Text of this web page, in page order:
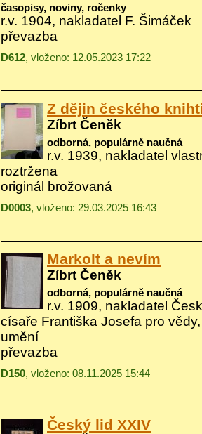
časopisy, noviny, ročenky
r.v. 1904, nakladatel F. Šimáček
převazba
D612, vloženo: 12.05.2023 17:22
Z dějin českého
Zíbrt Čeněk
odborná, populárně naučná
r.v. 1939, nakladatel
roztržena
originál brožovaná
D0003, vloženo: 29.03.2025 16:43
Markolt a nevím
Zíbrt Čeněk
odborná, populárně naučná
r.v. 1909, nakladatel
císaře Františka Josefa pro
umění
převazba
D150, vloženo: 08.11.2025 15:44
Český lid XXIV